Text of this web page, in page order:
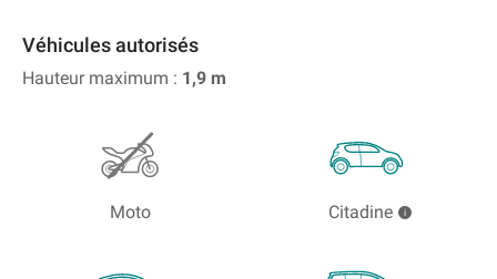
Véhicules autorisés
Hauteur maximum : 1,9 m
Moto Citadine